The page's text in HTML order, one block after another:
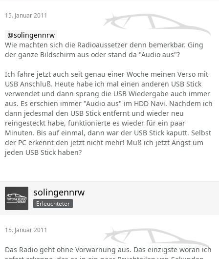
15. Januar 2011
solingennrw
Wie machten sich die Radioaussetzer denn bemerkbar. Ging
der ganze Bildschirm aus oder stand da "Audio aus"?
Ich fahre jetzt auch seit genau einer Woche meinen Verso mit
USB Anschluß. Heute habe ich mal einen anderen USB Stick
verwendet und dann sprang die USB Wiedergabe auch immer
aus. Es erschien immer "Audio aus" im HDD Navi. Nachdem ich
dann jedesmal den USB Stick entfernt und wieder neu
reingesteckt habe, funktionierte es wieder für ein paar
Minuten. Bis auf einmal, dann war der USB Stick kaputt. Selbst
der PC erkennt den jetzt nicht mehr! Muß ich jetzt Angst um
jeden USB Stick haben?
solingennrw
Erleuchteter
15. Januar 2011
Das Radio geht ohne Vorwarnung aus. Das einzigste woran ich